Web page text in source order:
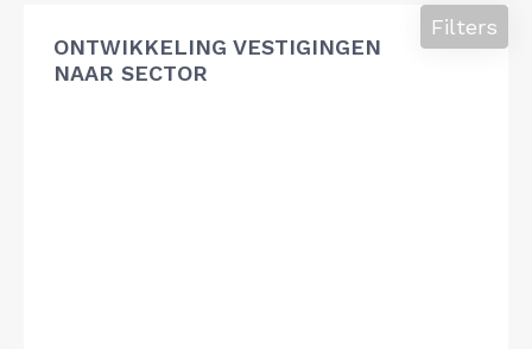
ONTWIKKELING VESTIGINGEN
NAAR SECTOR
Filters